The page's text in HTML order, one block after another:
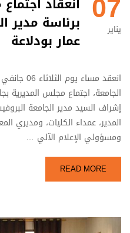
يناير
انعقاد
برئاسة مدير
عمار بودلاعة
الجامعة، اجتماع مجلس المديرية
إشراف السيد مدير الجامعة
المدير، عمداء الكليات، ومديري
ومسؤولي الإعلام الآلي …
READ MORE